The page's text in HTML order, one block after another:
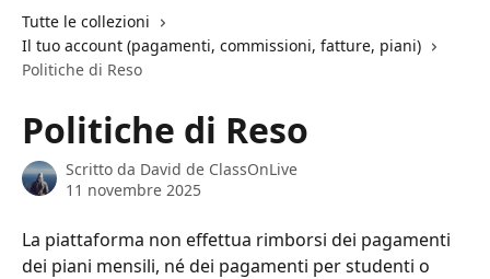
Tutte le collezioni
Il tuo account (pagamenti, commissioni, fatture, piani)
Politiche di Reso
Politiche di Reso
Scritto da David de ClassOnLive
11 novembre 2025
La piattaforma non effettua rimborsi dei pagamenti
dei piani mensili, né dei pagamenti per studenti o